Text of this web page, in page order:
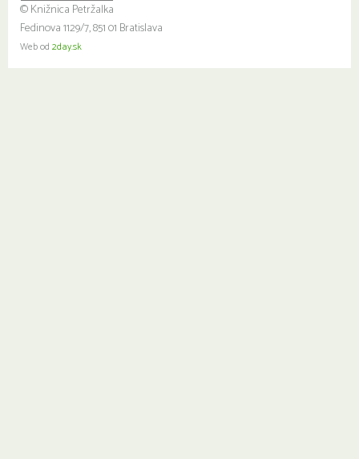
© Knižnica Petržalka
Fedinova 1129/7, 851 01 Bratislava
Web od 2day.sk